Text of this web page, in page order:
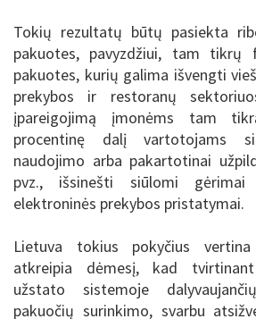
Tokių rezultatų būtų pasiekta
pakuotes, pavyzdžiui, tam tikrų
pakuotes, kurių galima išvengti
prekybos ir restoranų
įpareigojimą įmonėms tam
procentinę dalį vartotojams
naudojimo arba pakartotinai
pvz., išsinešti siūlomi
elektroninės prekybos pristatymai.
Lietuva tokius pokyčius
atkreipia dėmesį, kad
užstato sistemoje
pakuočių surinkimo, svarbu